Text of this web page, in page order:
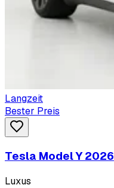
Langzeit
Bester Preis
Tesla Model Y 2026
Luxus